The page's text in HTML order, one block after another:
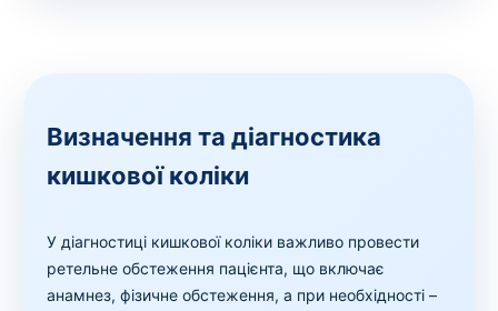
Визначення та діагностика
кишкової коліки
У діагностиці кишкової коліки важливо провести
ретельне обстеження пацієнта, що включає
анамнез, фізичне обстеження, а при необхідності –